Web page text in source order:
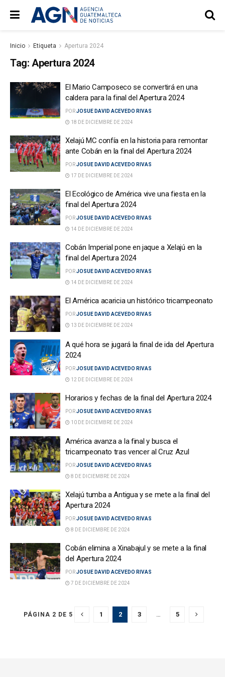
Inicio Etiqueta Apertura 2024
Tag: Apertura 2024
El Mario Camposeco se convertirá en una
caldera para la final del Apertura 2024
PORJOSUE DAVID ACEVEDO RIVAS
18 DE DICIEMBRE DE 2024
Xelajú MC confía en la historia para remontar
ante Cobán en la final del Apertura 2024
PORJOSUE DAVID ACEVEDO RIVAS
17 DE DICIEMBRE DE 2024
El Ecológico de América vive una fiesta en la
final del Apertura 2024
PORJOSUE DAVID ACEVEDO RIVAS
14 DE DICIEMBRE DE 2024
Cobán Imperial pone en jaque a Xelajú en la
final del Apertura 2024
PORJOSUE DAVID ACEVEDO RIVAS
14 DE DICIEMBRE DE 2024
El América acaricia un histórico tricampeonato
PORJOSUE DAVID ACEVEDO RIVAS
13 DE DICIEMBRE DE 2024
A qué hora se jugará la final de ida del Apertura
2024
PORJOSUE DAVID ACEVEDO RIVAS
12 DE DICIEMBRE DE 2024
Horarios y fechas de la final del Apertura 2024
PORJOSUE DAVID ACEVEDO RIVAS
10 DE DICIEMBRE DE 2024
América avanza a la final y busca el
tricampeonato tras vencer al Cruz Azul
PORJOSUE DAVID ACEVEDO RIVAS
8 DE DICIEMBRE DE 2024
Xelajú tumba a Antigua y se mete a la final del
Apertura 2024
PORJOSUE DAVID ACEVEDO RIVAS
8 DE DICIEMBRE DE 2024
Cobán elimina a Xinabajul y se mete a la final
del Apertura 2024
PORJOSUE DAVID ACEVEDO RIVAS
7 DE DICIEMBRE DE 2024
PÁGINA 2 DE 5 1 2 3 … 5